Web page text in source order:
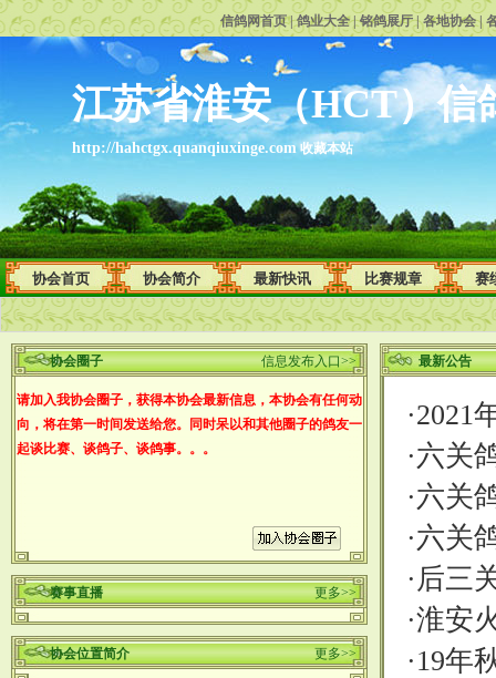
信鸽网首页|鸽业大全|铭鸽展厅|各地协会|
江苏省淮安（HCT）信
http://hahctgx.quanqiuxinge.com 收藏本站
协会首页 协会简介 最新快讯 比赛规章 赛
信息发布入口>>
协会圈子
请加入我协会圈子，获得本协会最新信息，本协会有任何动
向，将在第一时间发送给您。同时呆以和其他圈子的鸽友一
起谈比赛、谈鸽子、谈鸽事。。。
更多>>
赛事直播
更多>>
协会位置简介
最新公告
·2021
·六关
·六关
·六关
· 后三
·淮安
·19年